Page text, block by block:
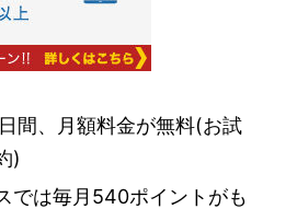
間、月額料金が無料(お試
)
では毎月540ポイントがも